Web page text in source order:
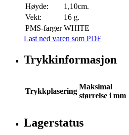
Høyde:
1,10cm.
Vekt:
16 g.
PMS-farger WHITE
Last ned varen som PDF
Trykkinformasjon
Trykkplasering
Maksimal
størrelse i mm
Lagerstatus